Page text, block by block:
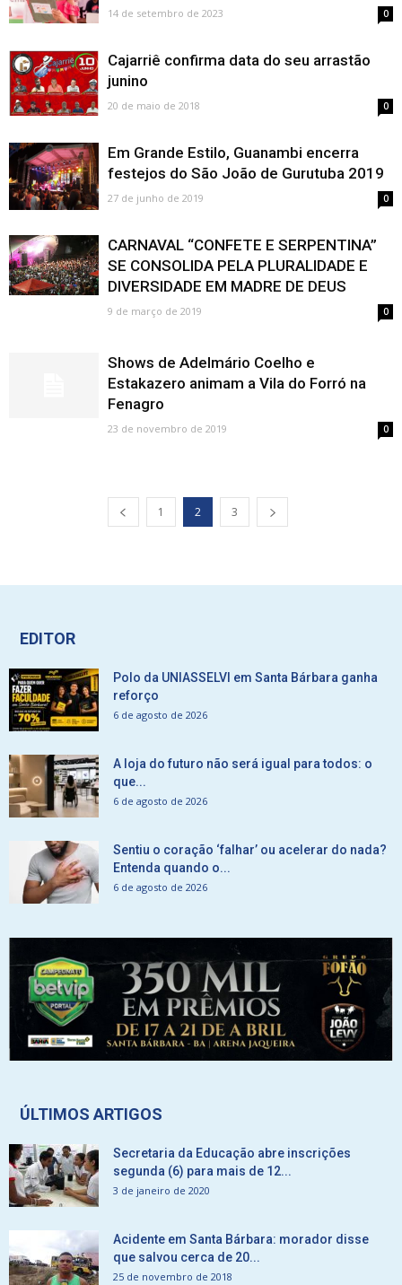
14 de setembro de 2023 0
Cajarriê confirma data do seu arrastão
junino
20 de maio de 2018 0
Em Grande Estilo, Guanambi encerra
festejos do São João de Gurutuba 2019
27 de junho de 2019 0
CARNAVAL “CONFETE E SERPENTINA”
SE CONSOLIDA PELA PLURALIDADE E
DIVERSIDADE EM MADRE DE DEUS
9 de março de 2019 0
Shows de Adelmário Coelho e
Estakazero animam a Vila do Forró na
Fenagro
23 de novembro de 2019 0
1 2 3
EDITOR
Polo da UNIASSELVI em Santa Bárbara ganha
reforço
6 de agosto de 2026
A loja do futuro não será igual para todos: o
que...
6 de agosto de 2026
Sentiu o coração ‘falhar’ ou acelerar do nada?
Entenda quando o...
6 de agosto de 2026
ÚLTIMOS ARTIGOS
Secretaria da Educação abre inscrições
segunda (6) para mais de 12...
3 de janeiro de 2020
Acidente em Santa Bárbara: morador disse
que salvou cerca de 20...
25 de novembro de 2018